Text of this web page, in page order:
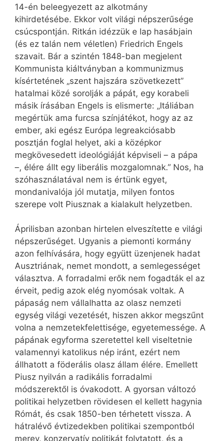
14-én beleegyezett az alkotmány
kihirdetésébe. Ekkor volt világi népszerűsége
csúcspontján. Ritkán idézzük e lap hasábjain
(és ez talán nem véletlen) Friedrich Engels
szavait. Bár a szintén 1848-ban megjelent
Kommunista kiáltványban a kommunizmus
kísértetének „szent hajszára szövetkezett”
hatalmai közé sorolják a pápát, egy korabeli
másik írásában Engels is elismerte: „Itáliában
megértük ama furcsa színjátékot, hogy az az
ember, aki egész Európa legreakciósabb
posztján foglal helyet, aki a középkor
megkövesedett ideológiáját képviseli – a pápa
–, élére állt egy liberális mozgalomnak.” Nos, ha
szóhasználatával nem is értünk egyet,
mondanivalója jól mutatja, milyen fontos
szerepe volt Piusznak a kialakult helyzetben.
Áprilisban azonban hirtelen elveszítette e világi
népszerűséget. Ugyanis a piemonti kormány
azon felhívására, hogy együtt üzenjenek hadat
Ausztriának, nemet mondott, a semlegességet
választva. A forradalmi erők nem fogadták el az
érveit, pedig azok elég nyomósak voltak. A
pápaság nem vállalhatta az olasz nemzeti
egység világi vezetését, hiszen akkor megszűnt
volna a nemzetekfelettisége, egyetemessége. A
pápának egyforma szeretettel kell viseltetnie
valamennyi katolikus nép iránt, ezért nem
állhatott a föderális olasz állam élére. Emellett
Piusz nyilván a radikális forradalmi
módszerektől is óvakodott. A gyorsan változó
politikai helyzetben rövidesen el kellett hagynia
Rómát, és csak 1850-ben térhetett vissza. A
hátralévő évtizedekben politikai szempontból
merev, konzervatív politikát folytatott, és a